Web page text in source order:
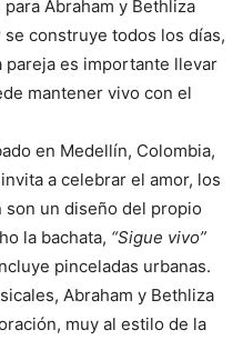
Abraham y Bethliza
construye todos los días,
pareja es importante llevar
mantener vivo con el
en Medellín, Colombia,
a celebrar el amor, los
un diseño del propio
la bachata, “Sigue vivo”
pinceladas urbanas.
Abraham y Bethliza
muy al estilo de la